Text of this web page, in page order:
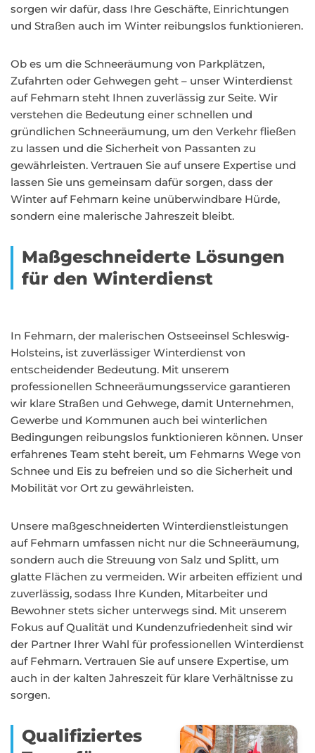
sorgen wir dafür, dass Ihre Geschäfte, Einrichtungen
und Straßen auch im Winter reibungslos funktionieren.
Ob es um die Schneeräumung von Parkplätzen,
Zufahrten oder Gehwegen geht – unser Winterdienst
auf Fehmarn steht Ihnen zuverlässig zur Seite. Wir
verstehen die Bedeutung einer schnellen und
gründlichen Schneeräumung, um den Verkehr fließen
zu lassen und die Sicherheit von Passanten zu
gewährleisten. Vertrauen Sie auf unsere Expertise und
lassen Sie uns gemeinsam dafür sorgen, dass der
Winter auf Fehmarn keine unüberwindbare Hürde,
sondern eine malerische Jahreszeit bleibt.
Maßgeschneiderte Lösungen
für den Winterdienst
In Fehmarn, der malerischen Ostseeinsel Schleswig-
Holsteins, ist zuverlässiger Winterdienst von
entscheidender Bedeutung. Mit unserem
professionellen Schneeräumungsservice garantieren
wir klare Straßen und Gehwege, damit Unternehmen,
Gewerbe und Kommunen auch bei winterlichen
Bedingungen reibungslos funktionieren können. Unser
erfahrenes Team steht bereit, um Fehmarns Wege von
Schnee und Eis zu befreien und so die Sicherheit und
Mobilität vor Ort zu gewährleisten.
Unsere maßgeschneiderten Winterdienstleistungen
auf Fehmarn umfassen nicht nur die Schneeräumung,
sondern auch die Streuung von Salz und Splitt, um
glatte Flächen zu vermeiden. Wir arbeiten effizient und
zuverlässig, sodass Ihre Kunden, Mitarbeiter und
Bewohner stets sicher unterwegs sind. Mit unserem
Fokus auf Qualität und Kundenzufriedenheit sind wir
der Partner Ihrer Wahl für professionellen Winterdienst
auf Fehmarn. Vertrauen Sie auf unsere Expertise, um
auch in der kalten Jahreszeit für klare Verhältnisse zu
sorgen.
Qualifiziertes